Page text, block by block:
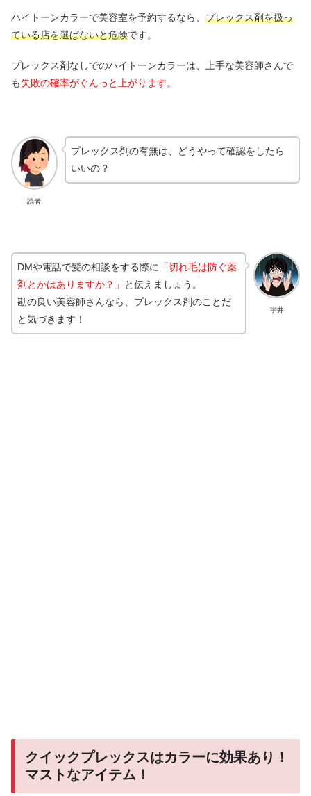
ハイトーンカラーで美容室を予約するなら、 プレックス剤を扱っ
ている店を選ばないと危険です。
プレックス剤なしでのハイトーンカラーは、上手な美容師さんで
も失敗の確率がぐんっと上がります。
読者
プレックス剤の有無は、どうやって確認をしたら
いいの？
宇井
DMや電話で髪の相談をする際に
「切れ毛は防ぐ薬
剤とかはありますか？」
と伝えましょう。
勘の良い美容師さんなら、プレックス剤のことだ
と気づきます！
クイックプレックスはカラーに効果あり！
マストなアイテム！